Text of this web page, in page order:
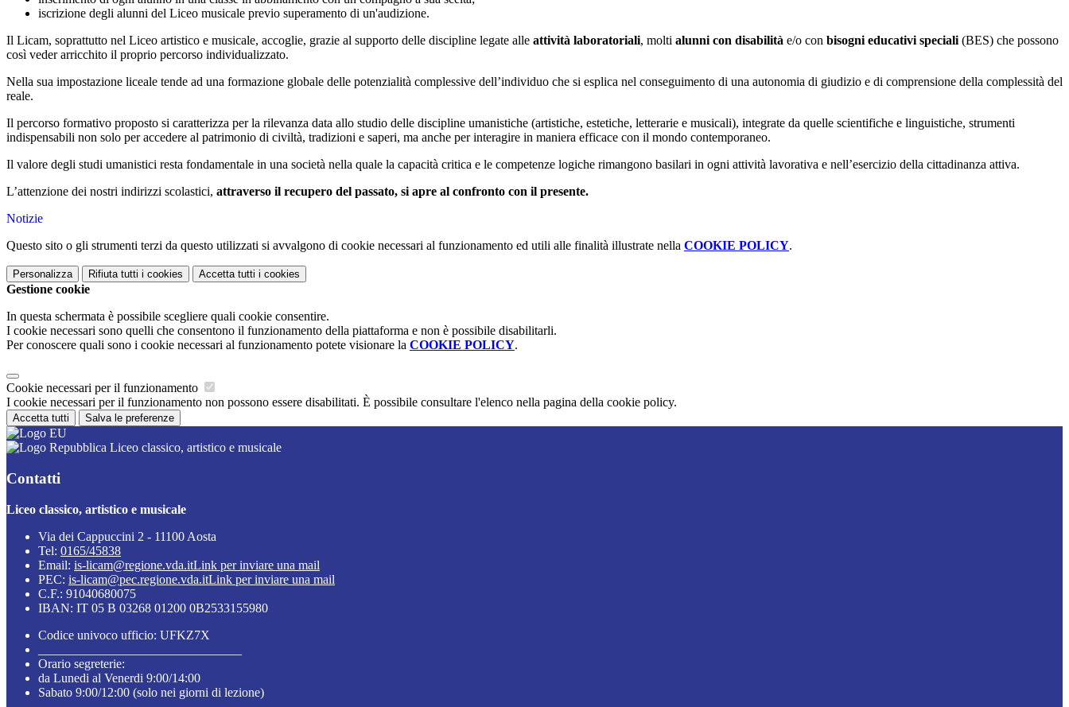
iscrizione degli alunni del Liceo musicale previo superamento di un'audizione.
Il Licam, soprattutto nel Liceo artistico e musicale, accoglie, grazie al supporto delle discipline legate alle attività laboratoriali, molti alunni con disabilità e/o con bisogni educativi speciali (BES) che possono
così veder arricchito il proprio percorso individualizzato.
Nella sua impostazione liceale tende ad una formazione globale delle potenzialità complessive dell’individuo che si esplica nel conseguimento di una autonomia di giudizio e di comprensione della complessità del
reale.
Il percorso formativo proposto si caratterizza per la rilevanza data allo studio delle discipline umanistiche (artistiche, estetiche, letterarie e musicali), integrate da quelle scientifiche e linguistiche, strumenti
indispensabili non solo per accedere al patrimonio di civiltà, tradizioni e saperi, ma anche per interagire in maniera efficace con il mondo contemporaneo.
Il valore degli studi umanistici resta fondamentale in una società nella quale la capacità critica e le competenze logiche rimangono basilari in ogni attività lavorativa e nell’esercizio della cittadinanza attiva.
L’attenzione dei nostri indirizzi scolastici, attraverso il recupero del passato, si apre al confronto con il presente.
Notizie
Questo sito o gli strumenti terzi da questo utilizzati si avvalgono di cookie necessari al funzionamento ed utili alle finalità illustrate nella COOKIE POLICY.
Personalizza Rifiuta tutti i cookies Accetta tutti i cookies
Gestione cookie
In questa schermata è possibile scegliere quali cookie consentire.
I cookie necessari sono quelli che consentono il funzionamento della piattaforma e non è possibile disabilitarli.
Per conoscere quali sono i cookie necessari al funzionamento potete visionare la COOKIE POLICY.
Cookie necessari per il funzionamento
I cookie necessari per il funzionamento non possono essere disabilitati. È possibile consultare l'elenco nella pagina della cookie policy.
Accetta tutti Salva le preferenze
Liceo classico, artistico e musicale
Contatti
Liceo classico, artistico e musicale
Via dei Cappuccini 2 - 11100 Aosta
Tel: 0165/45838
Email: is-licam@regione.vda.itLink per inviare una mail
PEC: is-licam@pec.regione.vda.itLink per inviare una mail
C.F.: 91040680075
IBAN: IT 05 B 03268 01200 0B2533155980
Codice univoco ufficio: UFKZ7X
Orario segreterie:
da Lunedi al Venerdi 9:00/14:00
Sabato 9:00/12:00 (solo nei giorni di lezione)